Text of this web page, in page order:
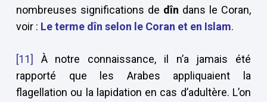
nombreuses significations de dîn dans le Coran,
voir : Le terme dîn selon le Coran et en Islam.
[11]
À notre connaissance, il n’a jamais été
rapporté que les Arabes appliquaient la
flagellation ou la lapidation en cas d’adultère. L’on